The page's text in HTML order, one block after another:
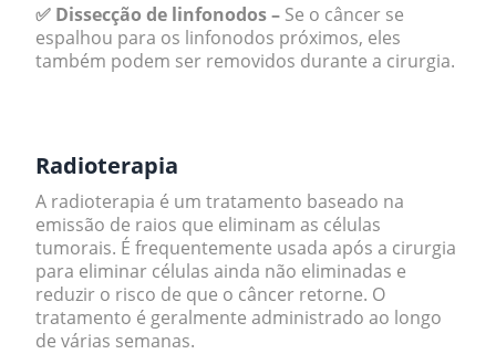
✅ Dissecção de linfonodos – Se o câncer se
espalhou para os linfonodos próximos, eles
também podem ser removidos durante a cirurgia.
Radioterapia
A radioterapia é um tratamento baseado na
emissão de raios que eliminam as células
tumorais. É frequentemente usada após a cirurgia
para eliminar células ainda não eliminadas e
reduzir o risco de que o câncer retorne. O
tratamento é geralmente administrado ao longo
de várias semanas.